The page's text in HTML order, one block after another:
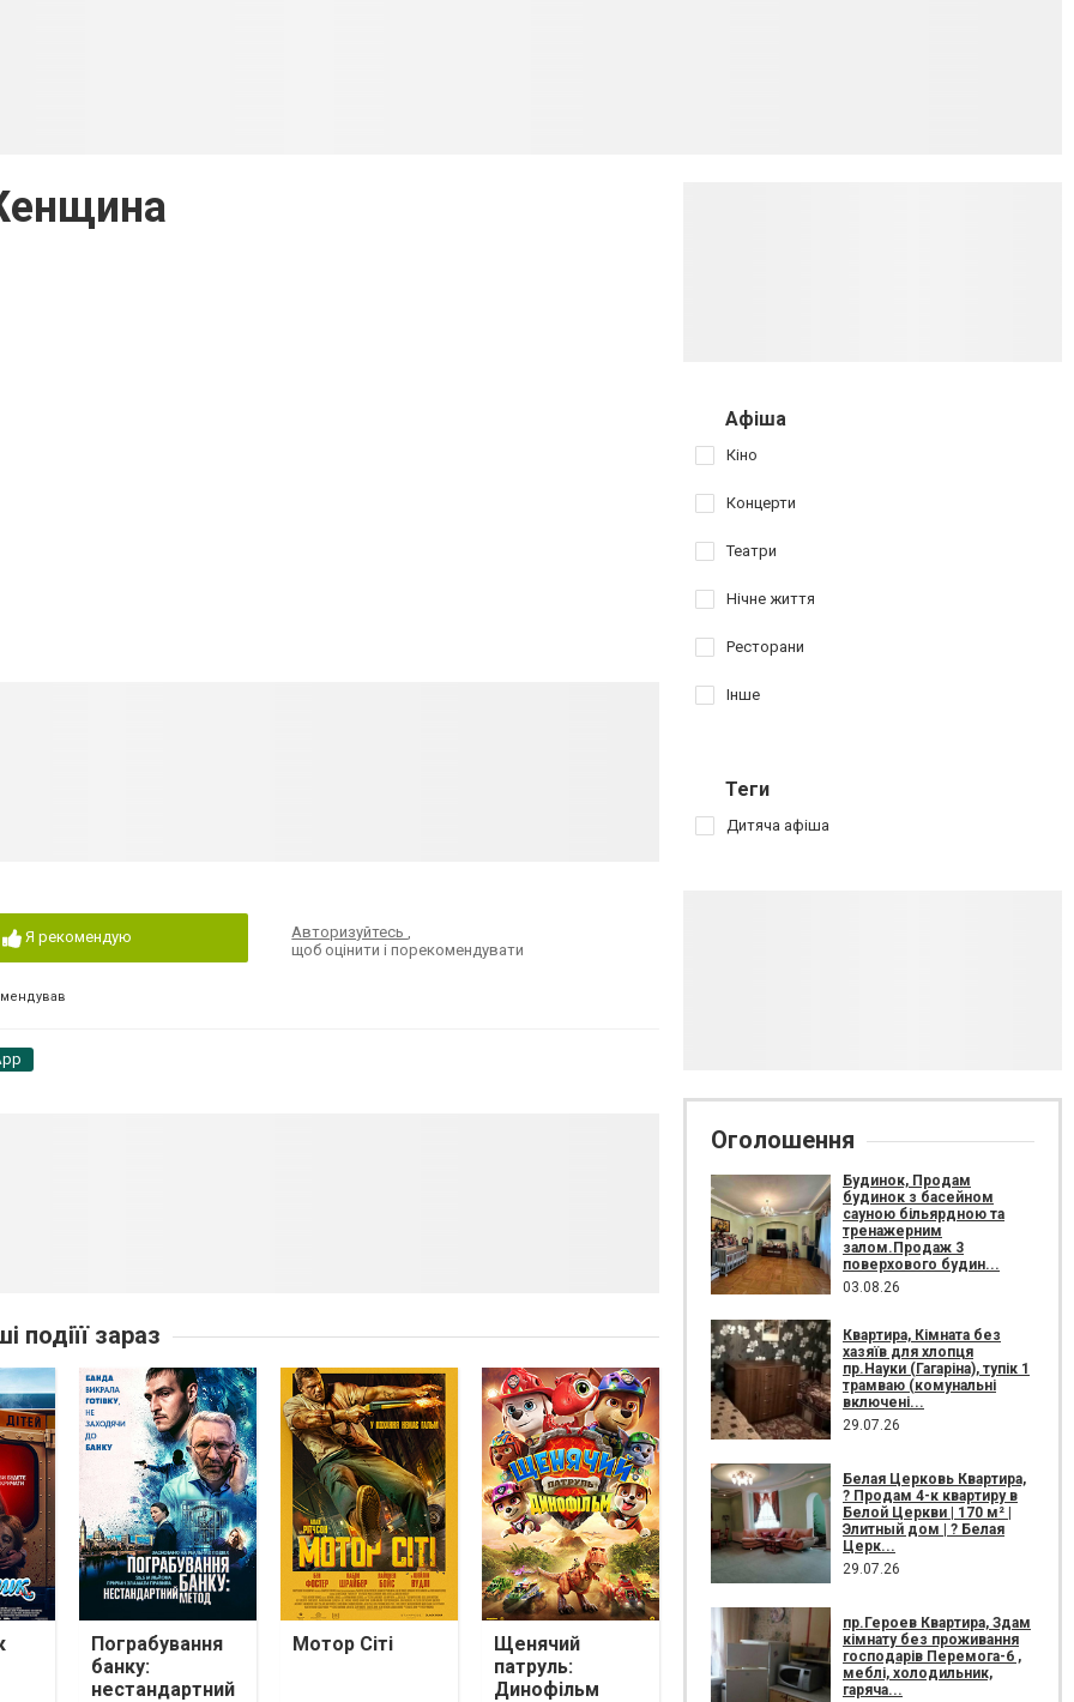
Я рекомендую Авторизуйтесь,
щоб оцінити і порекомендувати
подіїї зараз
Пограбування
банку:
нестандартний
Мотор Сіті
Щенячий
патруль:
Динофільм
Афіша
Кіно
Концерти
Театри
Нічне життя
Ресторани
Інше
Теги
Дитяча афіша
Оголошення
Будинок, Продам
будинок з басейном
сауною більярдною та
тренажерним
залом.Продаж 3
поверхового будин...
03.08.26
Квартира, Кімната без
хазяїв для хлопця
пр.Науки (Гагаріна), тупік 1
трамваю (комунальні
включені...
29.07.26
Белая Церковь Квартира,
? Продам 4-к квартиру в
Белой Церкви | 170 м² |
Элитный дом | ? Белая
Церк...
29.07.26
пр.Героев Квартира, Здам
кімнату без проживання
господарів Перемога-6 ,
меблі, холодильник,
гаряча...